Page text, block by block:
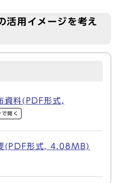
用イメージを考え
料(PDF形式,
開く
(PDF形式, 4.08MB)